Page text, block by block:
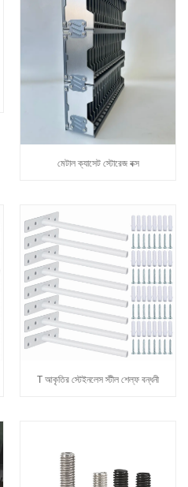
মেটাল ক্যাসেট স্টোরেজ বক্স
T আকৃতির স্টেইনলেস স্টীল শেল্ফ বন্ধনী